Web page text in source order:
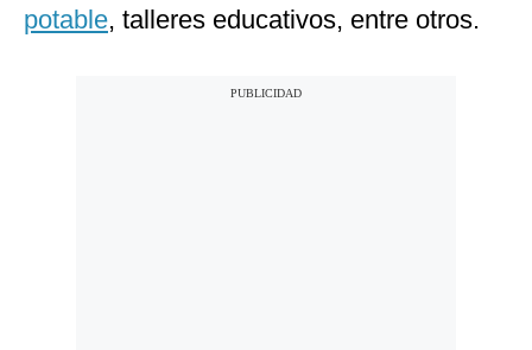
potable, talleres educativos, entre otros.